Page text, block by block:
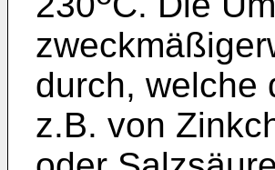
durch, welche
z.B. von